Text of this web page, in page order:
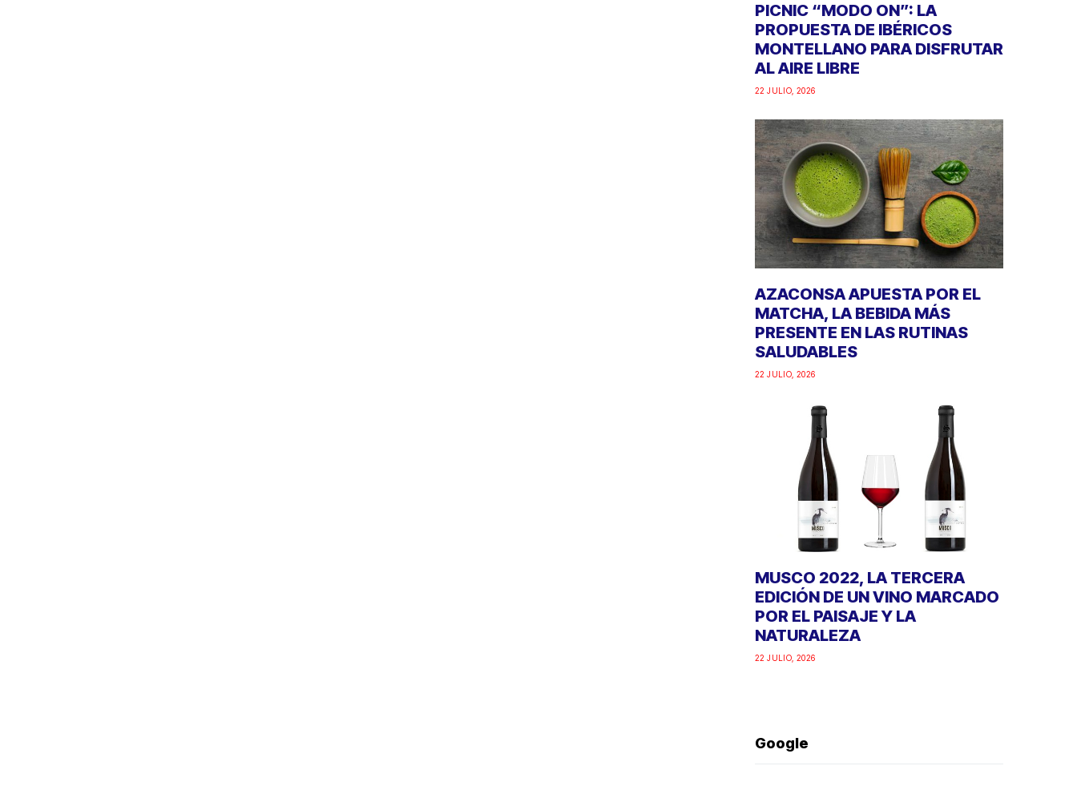
PICNIC “MODO ON”: LA
PROPUESTA DE IBÉRICOS
MONTELLANO PARA DISFRUTAR
AL AIRE LIBRE
22 JULIO, 2026
AZACONSA APUESTA POR EL
MATCHA, LA BEBIDA MÁS
PRESENTE EN LAS RUTINAS
SALUDABLES
22 JULIO, 2026
MUSCO 2022, LA TERCERA
EDICIÓN DE UN VINO MARCADO
POR EL PAISAJE Y LA
NATURALEZA
22 JULIO, 2026
Google